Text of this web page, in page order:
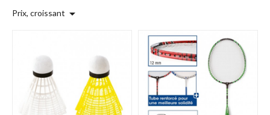
Prix, croissant 